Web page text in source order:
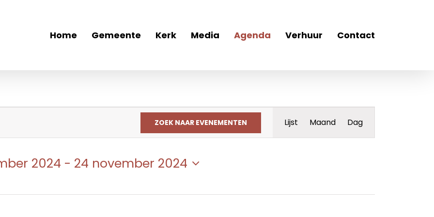
Home Gemeente Kerk Media Agenda Verhuur Contact
ZOEK NAAR EVENEMENTEN
weergaven
navigatie
Lijst Maand Dag
2024 - 24 november 2024